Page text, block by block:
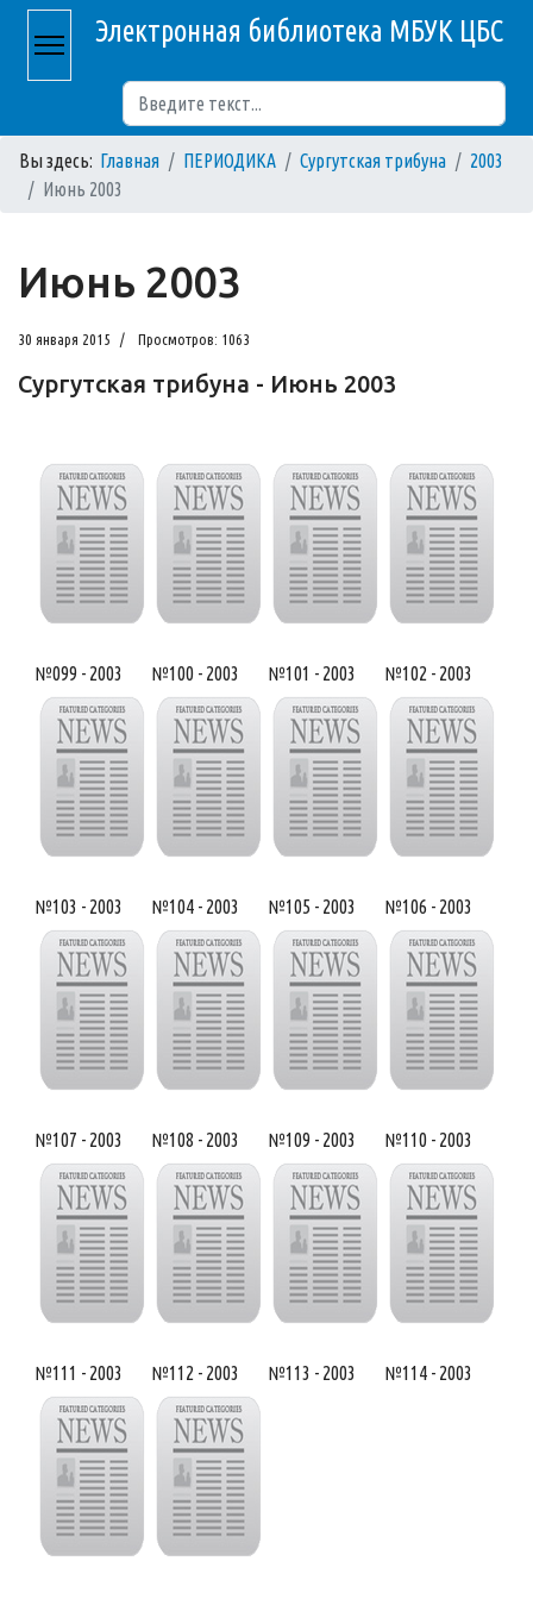
Электронная библиотека МБУК ЦБС
Вы здесь: Главная ПЕРИОДИКА Сургутская трибуна
2003
Июнь 2003
Июнь 2003
30 января 2015 Просмотров: 1063
Сургутская трибуна - Июнь 2003
№099 - 2003 №100 - 2003 №101 - 2003 №102 - 2003
№103 - 2003 №104 - 2003 №105 - 2003 №106 - 2003
№107 - 2003 №108 - 2003 №109 - 2003 №110 - 2003
№111 - 2003 №112 - 2003 №113 - 2003 №114 - 2003